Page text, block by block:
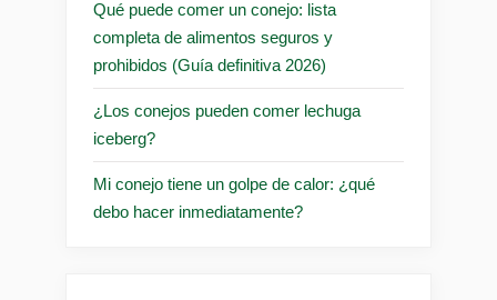
Qué puede comer un conejo: lista
completa de alimentos seguros y
prohibidos (Guía definitiva 2026)
¿Los conejos pueden comer lechuga
iceberg?
Mi conejo tiene un golpe de calor: ¿qué
debo hacer inmediatamente?